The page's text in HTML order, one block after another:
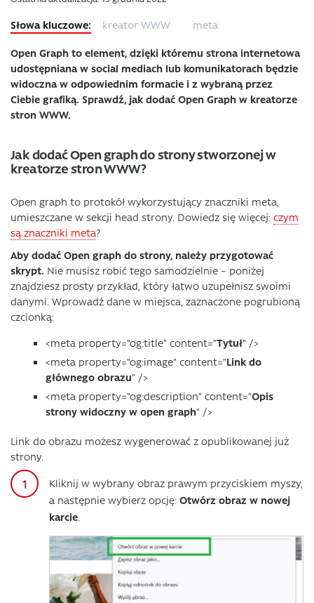
kreator WWW
meta
Open Graph to element, dzięki któremu strona internetowa
udostępniana w social mediach lub komunikatorach będzie
widoczna w odpowiednim formacie i z wybraną przez
Ciebie grafiką. Sprawdź, jak dodać Open Graph w kreatorze
stron WWW.
Jak dodać Open graph do strony stworzonej w
kreatorze stron WWW?
Open graph to protokół wykorzystujący znaczniki meta,
umieszczane w sekcji head strony. Dowiedz się więcej: czym
są znaczniki meta?
Aby dodać Open graph do strony, należy przygotować
skrypt. Nie musisz robić tego samodzielnie – poniżej
znajdziesz prosty przykład, który łatwo uzupełnisz swoimi
danymi. Wprowadź dane w miejsca, zaznaczone pogrubioną
czcionką:
<meta property=”og:title” content=”Tytuł” />
<meta property=”og:image” content=”Link do
głównego obrazu” />
<meta property=”og:description” content=”Opis
strony widoczny w open graph” />
Link do obrazu możesz wygenerować z opublikowanej już
strony.
Kliknij w wybrany obraz prawym przyciskiem myszy,
a następnie wybierz opcję: Otwórz obraz w nowej
karcie.